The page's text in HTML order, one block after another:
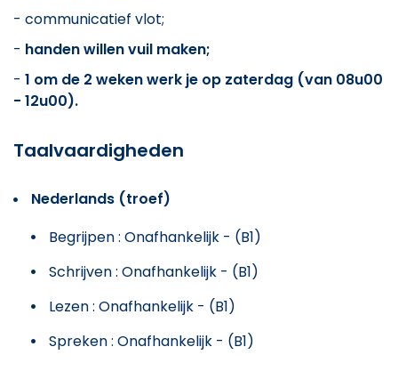
- communicatief vlot;
- handen willen vuil maken;
- 1 om de 2 weken werk je op zaterdag (van 08u00
- 12u00).
Taalvaardigheden
Nederlands (troef)
Begrijpen : Onafhankelijk - (B1)
Schrijven : Onafhankelijk - (B1)
Lezen : Onafhankelijk - (B1)
Spreken : Onafhankelijk - (B1)